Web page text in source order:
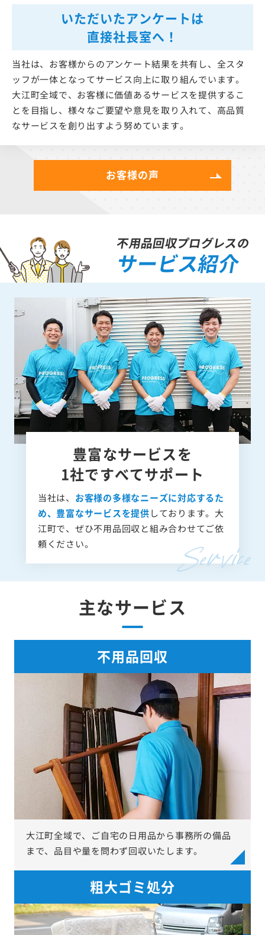
いただいたアンケートは
直接社長室へ！
当社は、お客様からのアンケート結果を共有し、全スタ
ッフが一体となってサービス向上に取り組んでいます。
大江町全域で、お客様に価値あるサービスを提供するこ
とを目指し、様々なご要望や意見を取り入れて、高品質
なサービスを創り出すよう努めています。
お客様の声
不用品回収プログレスの
サービス紹介
豊富なサービスを
1社ですべてサポート
当社は、 お客様の多様なニーズに対応するた
め、豊富なサービスを提供しております。大
江町で、ぜひ不用品回収と組み合わせてご依
頼ください。
主なサービス
不用品回収
大江町全域で、ご自宅の日用品から事務所の備品
まで、品目や量を問わず回収いたします。
粗大ゴミ処分